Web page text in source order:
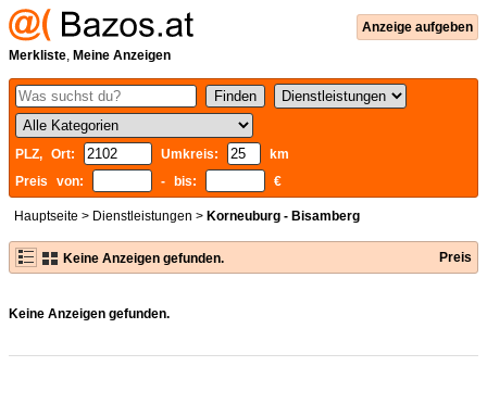
Anzeige aufgeben
Merkliste, Meine Anzeigen
PLZ, Ort: Umkreis:
km
Preis von:
- bis: €
Hauptseite > Dienstleistungen > Korneuburg - Bisamberg
Keine Anzeigen gefunden. Preis
Keine Anzeigen gefunden.